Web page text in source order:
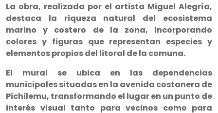
La obra, realizada por el artista Miguel Alegría,
destaca la riqueza natural del ecosistema
marino y costero de la zona, incorporando
colores y figuras que representan especies y
elementos propios del litoral de la comuna.
El mural se ubica en las dependencias
municipales situadas en la avenida costanera de
Pichilemu, transformando el lugar en un punto de
interés visual tanto para vecinos como para